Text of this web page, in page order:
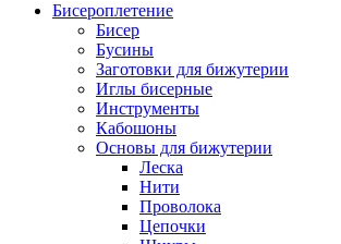
Бисероплетение
Бисер
Бусины
Заготовки для бижутерии
Иглы бисерные
Инструменты
Кабошоны
Основы для бижутерии
Леска
Нити
Проволока
Цепочки